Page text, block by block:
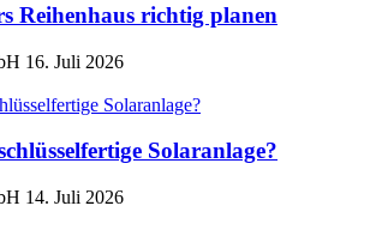
Reihenhaus richtig planen
16. Juli 2026
Solaranlage?
14. Juli 2026